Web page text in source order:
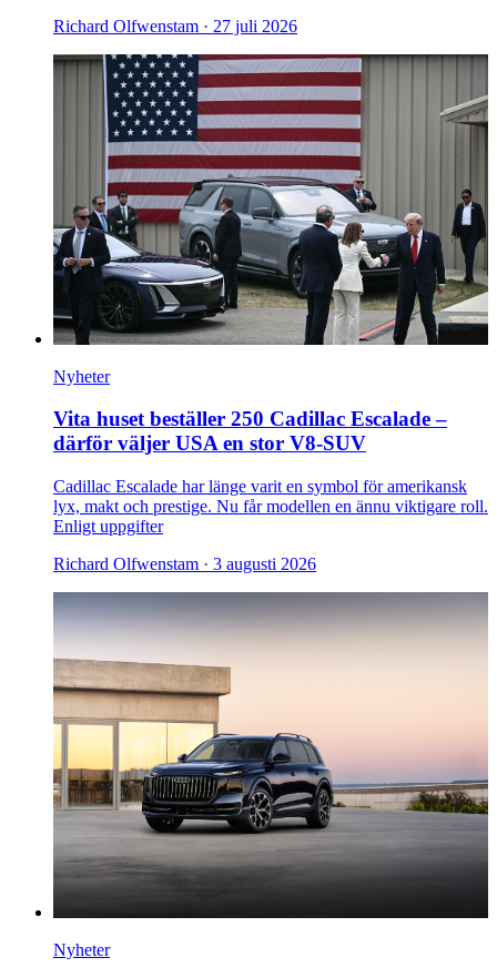
Richard Olfwenstam · 27 juli 2026
Nyheter
Vita huset beställer 250 Cadillac Escalade –
därför väljer USA en stor V8-SUV
Cadillac Escalade har länge varit en symbol för amerikansk
lyx, makt och prestige. Nu får modellen en ännu viktigare roll.
Enligt uppgifter
Richard Olfwenstam · 3 augusti 2026
Nyheter